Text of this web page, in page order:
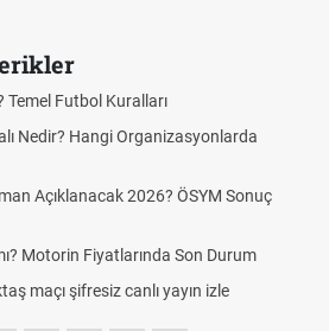
Temel Futbol Kuralları
Nedir? Hangi Organizasyonlarda
Açıklanacak 2026? ÖSYM Sonuç
Motorin Fiyatlarında Son Durum
maçı şifresiz canlı yayın izle